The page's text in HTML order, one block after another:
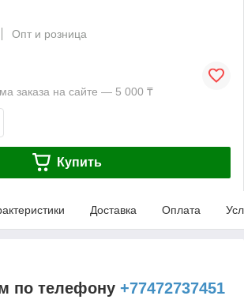
Опт и розница
заказа на сайте — 5 000 ₸
Купить
Доставка Оплата
по телефону +77472737451